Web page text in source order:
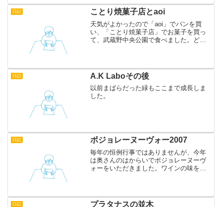
日記 ことり焼菓子店とaoi
天気がよかったので「aoi」でパンを買
い、「ことり焼菓子店」でお菓子を買っ
て、武蔵野中央公園で食べました。どれ
ンや以前紹介したS...
日記 A.K Laboその後
以前まばらだった緑もここまで成長しま
した。
日記 ボジョレーヌーヴォー2007
毎年の恒例行事ではありませんが、今年
は奥さんのはからいでボジョレーヌーヴ
ォーをいただきました。ワインの味を語
し、チョコはバレンタイン、そ...
日記 プラタナスの並木